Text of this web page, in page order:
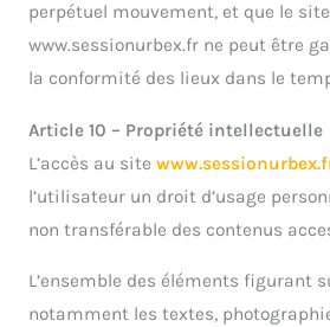
perpétuel mouvement, et que le site
www.sessionurbex.fr ne peut être
la conformité des lieux dans le
Article 10 – Propriété intellectuelle
L’accès au site
l’utilisateur un droit d’usage
non transférable des contenus
L’ensemble des éléments figurant
notamment les textes,